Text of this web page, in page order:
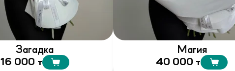
Загадка
16 000 т
Магия
40 000 т